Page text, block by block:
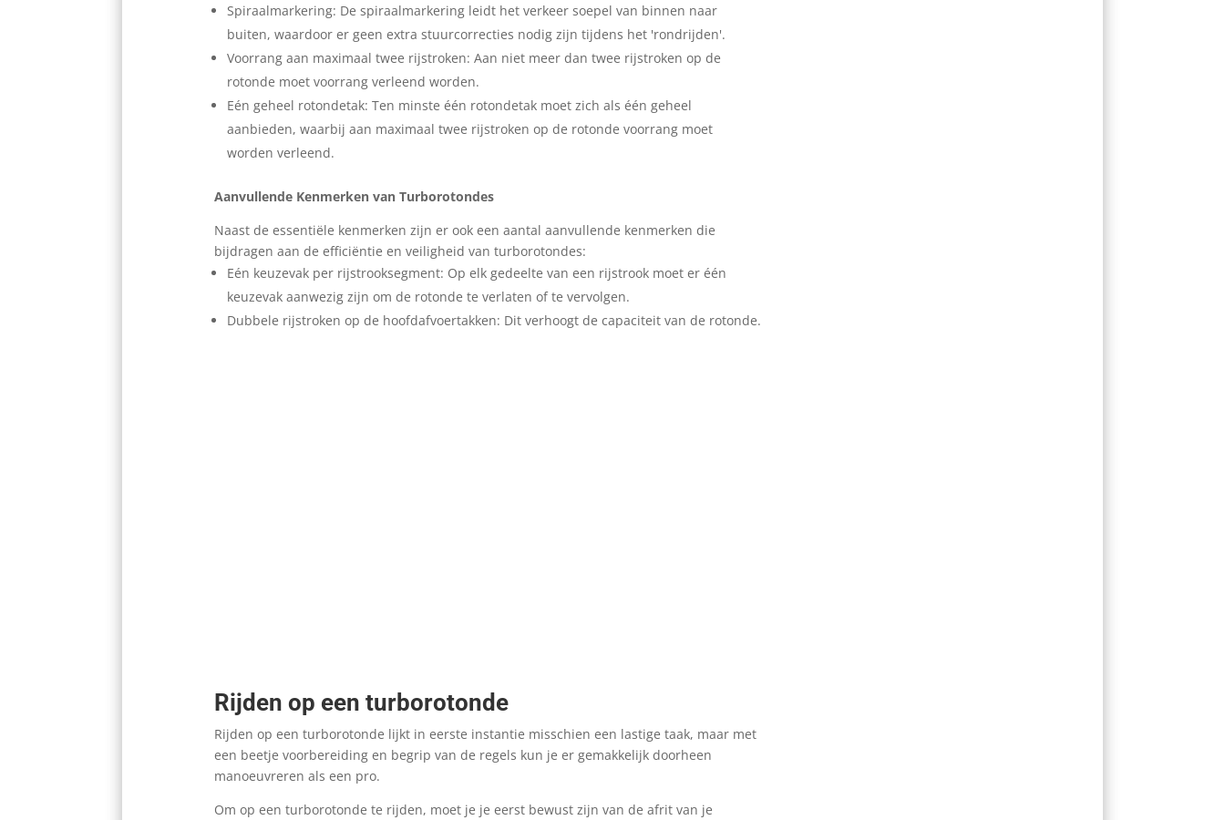
Spiraalmarkering: De spiraalmarkering leidt het verkeer soepel van binnen naar
buiten, waardoor er geen extra stuurcorrecties nodig zijn tijdens het 'rondrijden'.
Voorrang aan maximaal twee rijstroken: Aan niet meer dan twee rijstroken op de
rotonde moet voorrang verleend worden.
Eén geheel rotondetak: Ten minste één rotondetak moet zich als één geheel
aanbieden, waarbij aan maximaal twee rijstroken op de rotonde voorrang moet
worden verleend.
Aanvullende Kenmerken van Turborotondes
Naast de essentiële kenmerken zijn er ook een aantal aanvullende kenmerken die
bijdragen aan de efficiëntie en veiligheid van turborotondes:
Eén keuzevak per rijstrooksegment: Op elk gedeelte van een rijstrook moet er één
keuzevak aanwezig zijn om de rotonde te verlaten of te vervolgen.
Dubbele rijstroken op de hoofdafvoertakken: Dit verhoogt de capaciteit van de rotonde.
Rijden op een turborotonde
Rijden op een turborotonde lijkt in eerste instantie misschien een lastige taak, maar met
een beetje voorbereiding en begrip van de regels kun je er gemakkelijk doorheen
manoeuvreren als een pro.
Om op een turborotonde te rijden, moet je je eerst bewust zijn van de afrit van je